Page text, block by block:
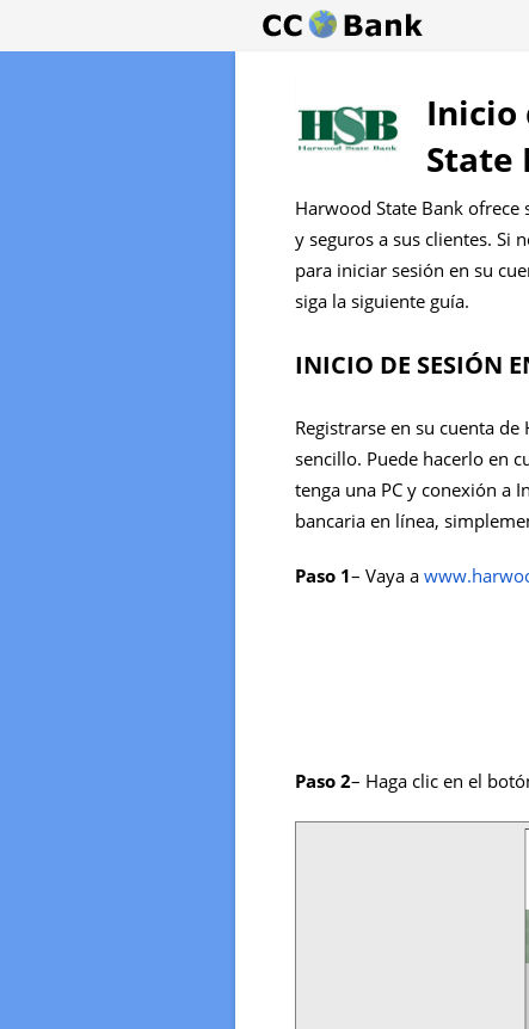
Inicio
State
Harwood State Bank
y seguros a sus clientes. Si
para iniciar sesión en su
siga la siguiente guía.
INICIO DE SESIÓN
Registrarse en su cuenta
sencillo. Puede hacerlo en
tenga una PC y conexión a
bancaria en línea,
Paso 1– Vaya a
Paso 2– Haga clic en el